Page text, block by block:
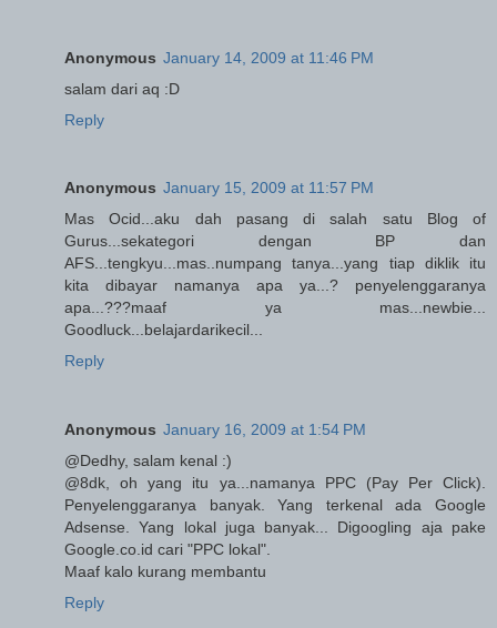
Anonymous January 14, 2009 at 11:46 PM
salam dari aq :D
Reply
Anonymous January 15, 2009 at 11:57 PM
Mas Ocid...aku dah pasang di salah satu Blog of
Gurus...sekategori dengan BP dan
AFS...tengkyu...mas..numpang tanya...yang tiap diklik itu
kita dibayar namanya apa ya...? penyelenggaranya
apa...???maaf ya mas...newbie...
Goodluck...belajardarikecil...
Reply
Anonymous January 16, 2009 at 1:54 PM
@Dedhy, salam kenal :)
@8dk, oh yang itu ya...namanya PPC (Pay Per Click).
Penyelenggaranya banyak. Yang terkenal ada Google
Adsense. Yang lokal juga banyak... Digoogling aja pake
Google.co.id cari "PPC lokal".
Maaf kalo kurang membantu
Reply